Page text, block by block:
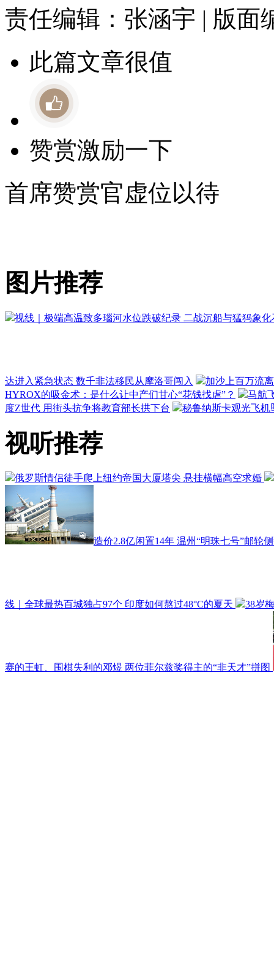
责任编辑：张涵宇 | 版面
此篇文章很值
赞赏激励一下
首席赞赏官虚位以待
图片推荐
视线｜极端高温致多瑙河水位跌破纪录 二战沉船与猛犸象
达进入紧急状态 数千非法移民从摩洛哥闯入
加沙上百万流
HYROX的吸金术：是什么让中产们甘心“花钱找虐”？
马航
度Z世代 用街头抗争将教育部长拱下台
秘鲁纳斯卡观光飞机
视听推荐
俄罗斯情侣徒手爬上纽约帝国大厦塔尖 悬挂横幅高空求婚
造价2.8亿闲置14年 温州“明珠七号”邮轮
线｜全球最热百城独占97个 印度如何熬过48°C的夏天 38岁
赛的王虹、围棋失利的邓煜 两位菲尔兹奖得主的“非天才”拼图